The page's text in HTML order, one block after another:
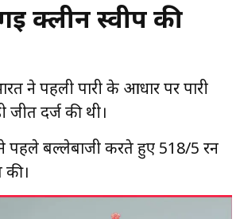
क्लीन स्वीप की
ने पहली पारी के आधार पर पारी
दर्ज की थी।
ने पहले बल्लेबाजी करते हुए 518/5 रन
की।